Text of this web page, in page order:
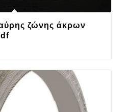
ζώνης άκρων